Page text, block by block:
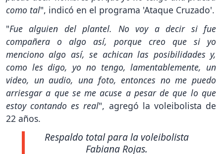
como tal", indicó en el programa 'Ataque Cruzado'.
"Fue alguien del plantel. No voy a decir si fue
compañera o algo así, porque creo que si yo
menciono algo así, se achican las posibilidades y,
como les digo, yo no tengo, lamentablemente, un
video, un audio, una foto, entonces no me puedo
arriesgar a que se me acuse a pesar de que lo que
estoy contando es real", agregó la voleibolista de
22 años.
Respaldo total para la voleibolista
Fabiana Rojas.